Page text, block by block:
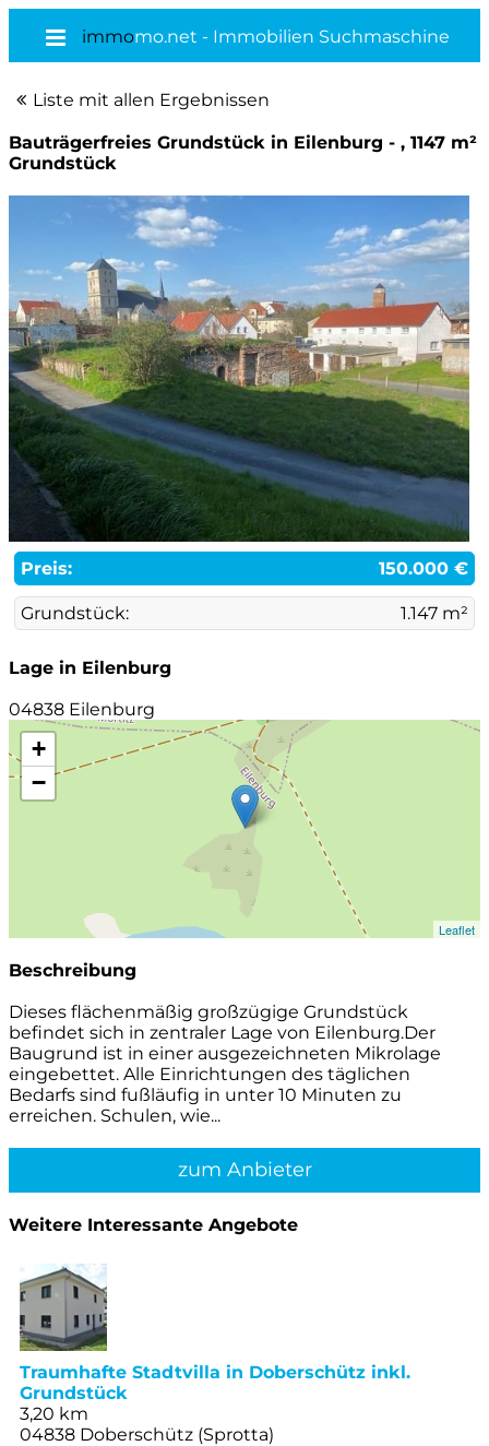
immomo.net - Immobilien Suchmaschine
Liste mit allen Ergebnissen
Bauträgerfreies Grundstück in Eilenburg - , 1147 m²
Grundstück
Preis: 150.000 €
Grundstück: 1.147 m²
Lage in Eilenburg
04838 Eilenburg
+
−
Leaflet
Beschreibung
Dieses flächenmäßig großzügige Grundstück
befindet sich in zentraler Lage von Eilenburg.Der
Baugrund ist in einer ausgezeichneten Mikrolage
eingebettet. Alle Einrichtungen des täglichen
Bedarfs sind fußläufig in unter 10 Minuten zu
erreichen. Schulen, wie...
zum Anbieter
Weitere Interessante Angebote
Traumhafte Stadtvilla in Doberschütz inkl.
Grundstück
3,20 km
04838 Doberschütz (Sprotta)